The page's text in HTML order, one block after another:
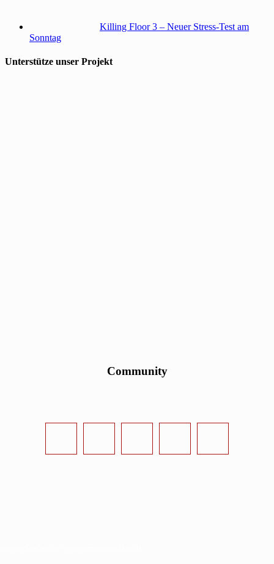
Killing Floor 3 – Neuer Stress-Test am
Sonntag
Unterstütze unser Projekt
Community